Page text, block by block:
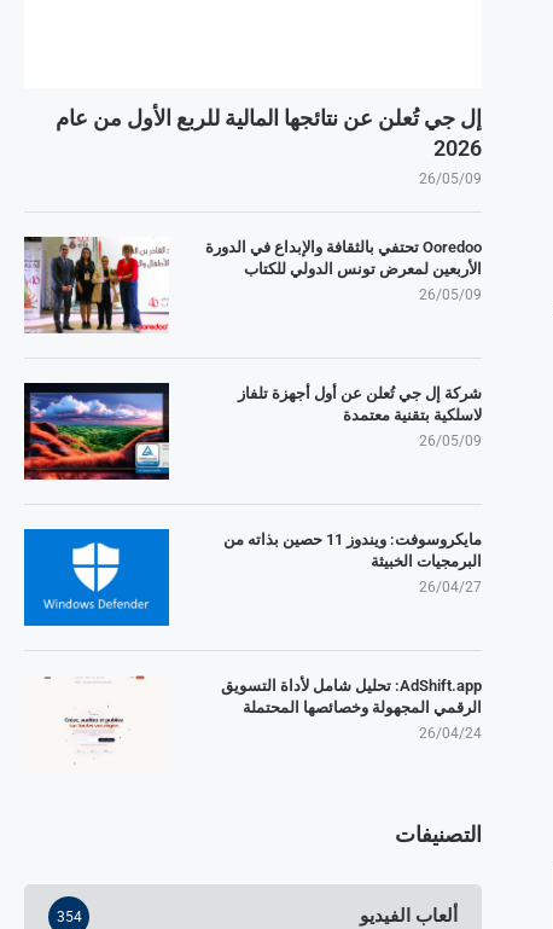
إل جي تُعلن عن نتائجها المالية للربع الأول من عام
2026
26/05/09
Ooredoo تحتفي بالثقافة والإبداع في الدورة
الأربعين لمعرض تونس الدولي للكتاب
26/05/09
شركة إل جي تُعلن عن أول أجهزة تلفاز
لاسلكية بتقنية معتمدة
26/05/09
مايكروسوفت: ويندوز 11 حصين بذاته من
البرمجيات الخبيثة
26/04/27
AdShift.app: تحليل شامل لأداة التسويق
الرقمي المجهولة وخصائصها المحتملة
26/04/24
التصنيفات
ألعاب الفيديو 354